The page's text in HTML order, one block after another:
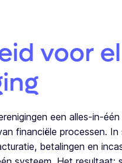
voor
een alles-in-
financiële processen. In
betalingen en